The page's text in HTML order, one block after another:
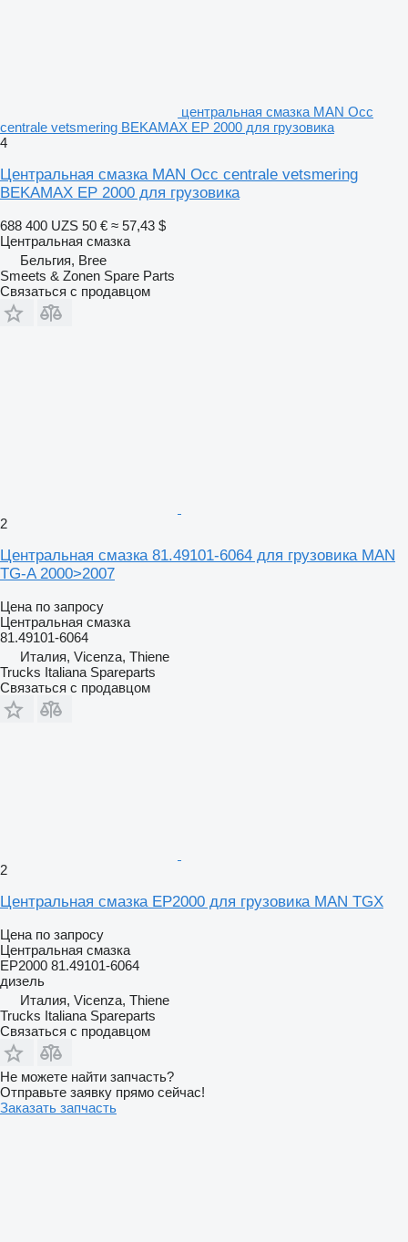
центральная смазка MAN Occ
centrale vetsmering BEKAMAX EP 2000 для грузовика
4
Центральная смазка MAN Occ centrale vetsmering
BEKAMAX EP 2000 для грузовика
688 400 UZS 50 € ≈ 57,43 $
Центральная смазка
Бельгия, Bree
Smeets & Zonen Spare Parts
Связаться с продавцом
2
Центральная смазка 81.49101-6064 для грузовика MAN
TG-A 2000>2007
Цена по запросу
Центральная смазка
81.49101-6064
Италия, Vicenza, Thiene
Trucks Italiana Spareparts
Связаться с продавцом
2
Центральная смазка EP2000 для грузовика MAN TGX
Цена по запросу
Центральная смазка
EP2000 81.49101-6064
дизель
Италия, Vicenza, Thiene
Trucks Italiana Spareparts
Связаться с продавцом
Не можете найти запчасть?
Отправьте заявку прямо сейчас!
Заказать запчасть